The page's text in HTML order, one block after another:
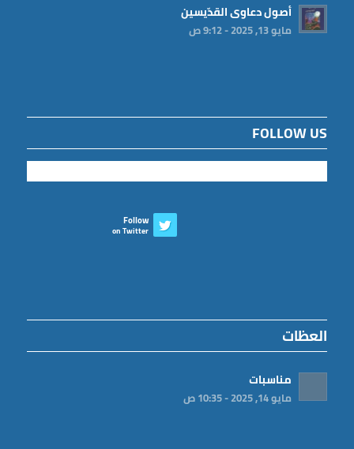
أصول دعاوى القدّيسين
مايو 13, 2025 - 9:12 ص
FOLLOW US
Follow
on Twitter
العظات
مناسبات
مايو 14, 2025 - 10:35 ص